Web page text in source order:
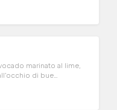
marinato al lime,
di bue